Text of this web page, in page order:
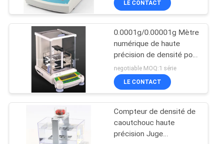
LE CONTACT
0.0001g/0.00001g Mètre
numérique de haute
précision de densité pour
solide
negotiable MOQ:1 série
LE CONTACT
Compteur de densité de
caoutchouc haute
précision Juge